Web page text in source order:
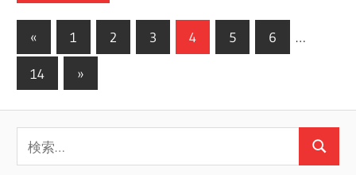
投
稿
の
ペ
ー
«
の
記
1 2 3 4 5 6 …
14
次
の
»
索:
検